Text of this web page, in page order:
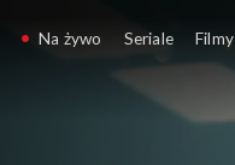
Na żywo Seriale Filmy